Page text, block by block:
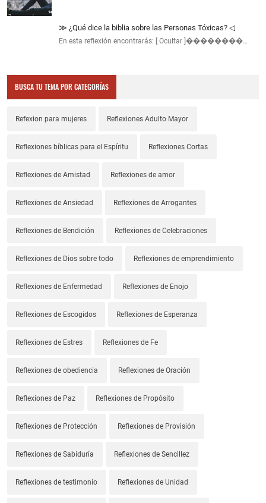
≫ ¿Qué dice la biblia sobre las Personas Tóxicas? ◁
En esta reflexión encontrarás: [ Ocultar ]��������…
BUSCA TU TEMA POR CATEGORÍAS
Refexion para mujeres Reflexiones Adulto Mayor
Reflexiones bíblicas para el Espíritu Reflexiones Cortas
Reflexiones de Amistad Reflexiones de amor
Reflexiones de Ansiedad Reflexiones de Arrogantes
Reflexiones de Bendición Reflexiones de Celebraciones
Reflexiones de Dios sobre todo Reflexiones de emprendimiento
Reflexiones de Enfermedad Reflexiones de Enojo
Reflexiones de Escogidos Reflexiones de Esperanza
Reflexiones de Estres Reflexiones de Fe
Reflexiones de obediencia Reflexiones de Oración
Reflexiones de Paz Reflexiones de Propósito
Reflexiones de Protección Reflexiones de Provisión
Reflexiones de Sabiduría Reflexiones de Sencillez
Reflexiones de testimonio Reflexiones de Unidad